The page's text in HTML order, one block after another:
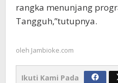
rangka menunjang
Tangguh,”tutupnya.
oleh Jambioke.com
Ikuti Kami Pada